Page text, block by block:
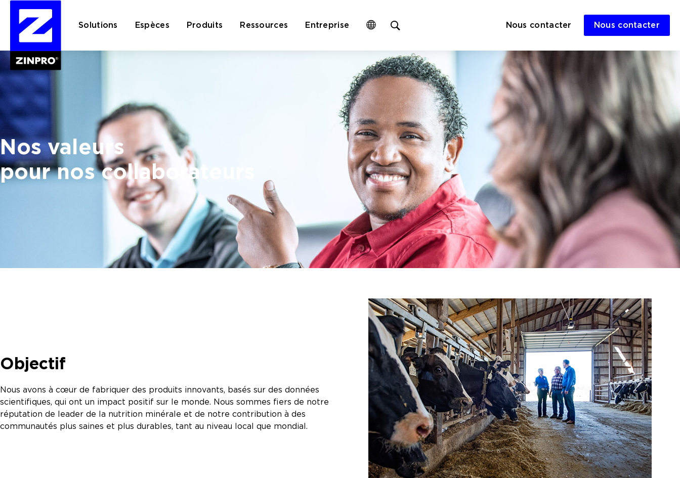
Solutions Espèces Produits Ressources Entreprise
search
form
Nous contacter Nous contacter
Rechercher :
Nos valeurs
pour nos collaborateurs
Objectif
Nous avons à cœur de fabriquer des produits innovants, basés sur des données
scientifiques, qui ont un impact positif sur le monde. Nous sommes fiers de notre
réputation de leader de la nutrition minérale et de notre contribution à des
communautés plus saines et plus durables, tant au niveau local que mondial.